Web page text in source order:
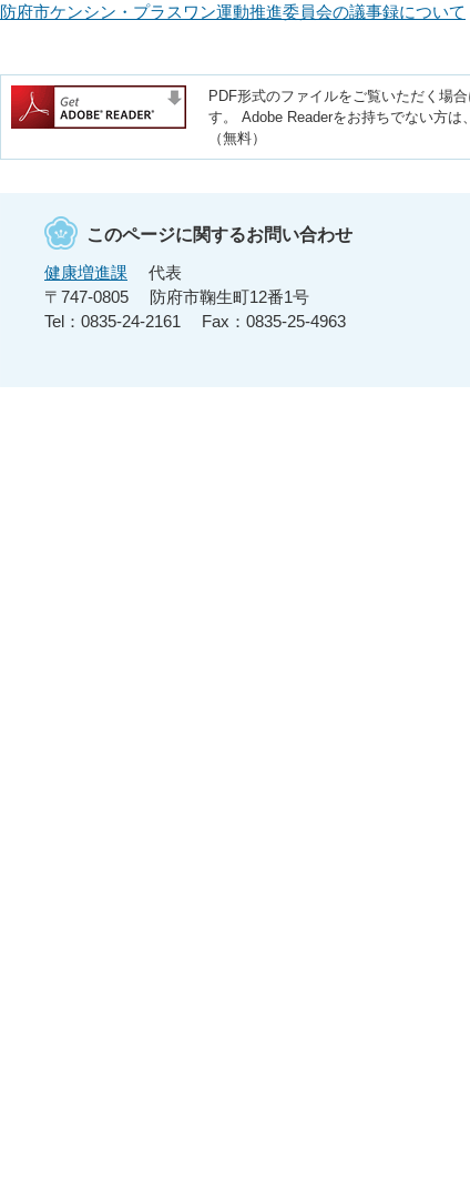
防府市ケンシン・プラスワン運動推進委員会の議事録について
PDF形式のファイルをご覧いただく場
す。
Adobe Readerをお持ちでない方は
（無料）
このページに関するお問い合わせ
健康増進課
代表
〒747-0805
防府市鞠生町12番1号
Tel：0835-24-2161
Fax：0835-25-4963